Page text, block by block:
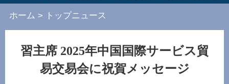
ホーム > トップニュース
習主席 2025年中国国際サービス貿
易交易会に祝賀メッセージ